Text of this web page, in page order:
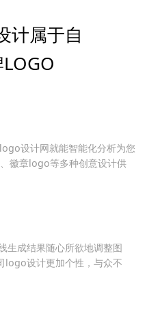
计属于自
设计网就能智能化分析为您
徽章logo等多种创意设计供
生成结果随心所欲地调整图
logo设计更加个性，与众不